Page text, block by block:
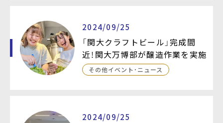
2024/09/25
「関大クラフトビール」完成間
近！関大万博部が醸造作業を実施
その他イベント・ニュース
2024/09/25